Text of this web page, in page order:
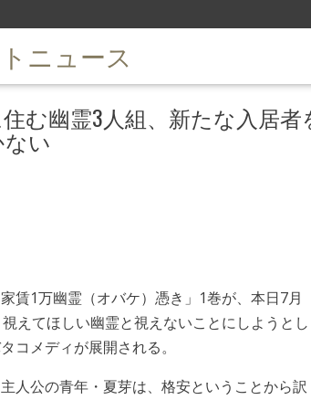
ニュース
む幽霊3人組、新たな入居
い
家賃1万幽霊（オバケ）憑き」1巻が、本日7月
えてほしい幽霊と視えないことにしようとし
コメディが展開される。
人公の青年・夏芽は、格安ということから訳